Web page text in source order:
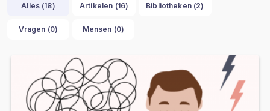
Alles (18) Artikelen (16) Bibliotheken (2)
Vragen (0) Mensen (0)